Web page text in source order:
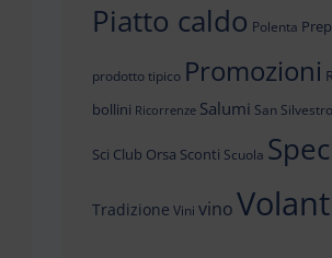
Piatto caldo Polenta
prodotto tipico Promozioni
bollini Ricorrenze Salumi San Silvestro
Sci Club Orsa Sconti Scuola
Tradizione Vini vino